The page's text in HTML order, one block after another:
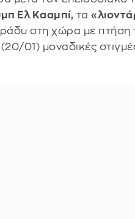
Ελ Κααμπί, τα
στη χώρα με πτήση
(20/01) μοναδικές